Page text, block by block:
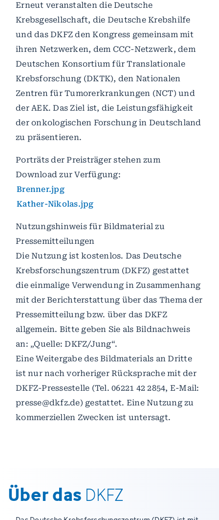
Erneut veranstalten die Deutsche
Krebsgesellschaft, die Deutsche Krebshilfe
und das DKFZ den Kongress gemeinsam mit
ihren Netzwerken, dem CCC-Netzwerk, dem
Deutschen Konsortium für Translationale
Krebsforschung (DKTK), den Nationalen
Zentren für Tumorerkrankungen (NCT) und
der AEK. Das Ziel ist, die Leistungsfähigkeit
der onkologischen Forschung in Deutschland
zu präsentieren.
Porträts der Preisträger stehen zum
Download zur Verfügung:
Brenner.jpg
Kather-Nikolas.jpg
Nutzungshinweis für Bildmaterial zu
Pressemitteilungen
Die Nutzung ist kostenlos. Das Deutsche
Krebsforschungszentrum (DKFZ) gestattet
die einmalige Verwendung in Zusammenhang
mit der Berichterstattung über das Thema der
Pressemitteilung bzw. über das DKFZ
allgemein. Bitte geben Sie als Bildnachweis
an: „Quelle: DKFZ/Jung“.
Eine Weitergabe des Bildmaterials an Dritte
ist nur nach vorheriger Rücksprache mit der
DKFZ-Pressestelle (Tel. 06221 42 2854, E-Mail:
presse@dkfz.de) gestattet. Eine Nutzung zu
kommerziellen Zwecken ist untersagt.
Über das DKFZ